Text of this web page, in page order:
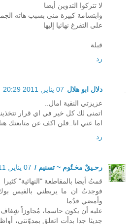
لا تتركوا التدوين أيضا
وابتسامة كبيرة مني بسبب هاته
على التفرغ نهائيا إليها
قبلة
رد
دلال ابو هلال 07 يناير, 2011 20:29
عزيزتي النقية امال..
اتمنى لك كل خير في اي قرار
اما عني انا..فلن اكف عن متابعتك
رد
رحـيقٌ مخـتُوم ~ تسنيم / 07 يناير, 2011 21:20
قمتُ أيضا بالمقاطعة "النهائية" كثيرا
فوجدتُ ان ما يربطني بالفيس
وأمضي قدُما
عليه أن يكون حاسما، مُجاوزاً شِغاف
جديثا جدا بدأت اتعلق بمدوّنتي،